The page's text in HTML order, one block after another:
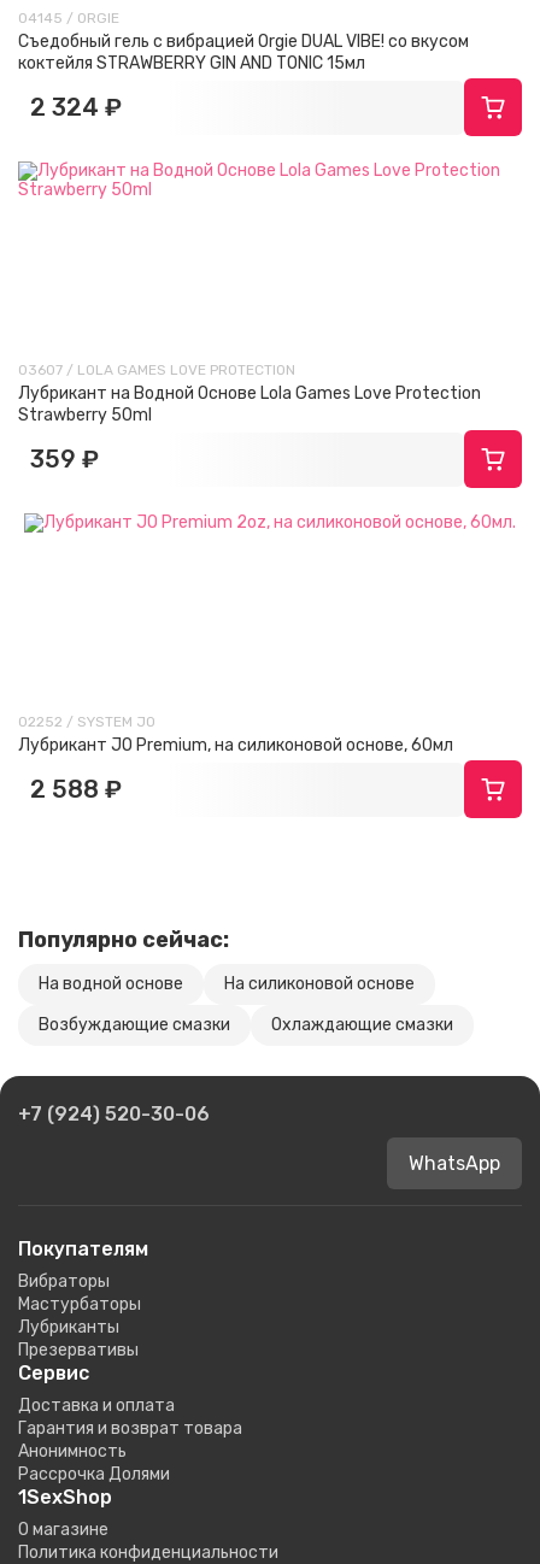
04145 / ORGIE
Съедобный гель с вибрацией Orgie DUAL VIBE! со вкусом
коктейля STRAWBERRY GIN AND TONIC 15мл
2 324 ₽
03607 / LOLA GAMES LOVE PROTECTION
Лубрикант на Водной Основе Lola Games Love Protection
Strawberry 50ml
359 ₽
02252 / SYSTEM JO
Лубрикант JO Premium, на силиконовой основе, 60мл
2 588 ₽
Популярно сейчас:
На водной основе
На силиконовой основе
Возбуждающие смазки
Охлаждающие смазки
+7 (924) 520-30-06
WhatsApp
Покупателям
Вибраторы
Мастурбаторы
Лубриканты
Презервативы
Сервис
Доставка и оплата
Гарантия и возврат товара
Анонимность
Рассрочка Долями
1SexShop
О магазине
Политика конфиденциальности